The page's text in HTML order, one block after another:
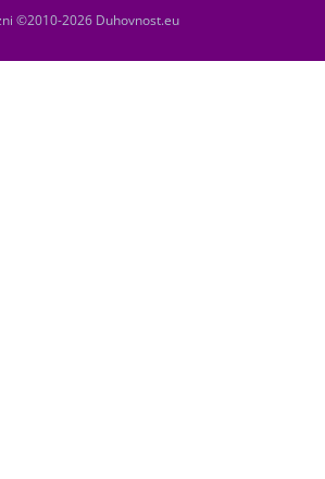
©2010-2026 Duhovnost.eu